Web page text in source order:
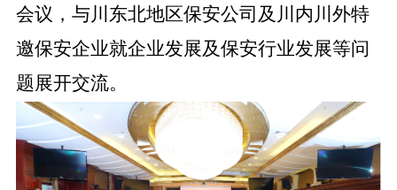
会议，与川东北地区保安公司及川内川外特
邀保安企业就企业发展及保安行业发展等问
题展开交流。